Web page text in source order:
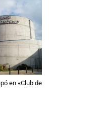
en «Club de